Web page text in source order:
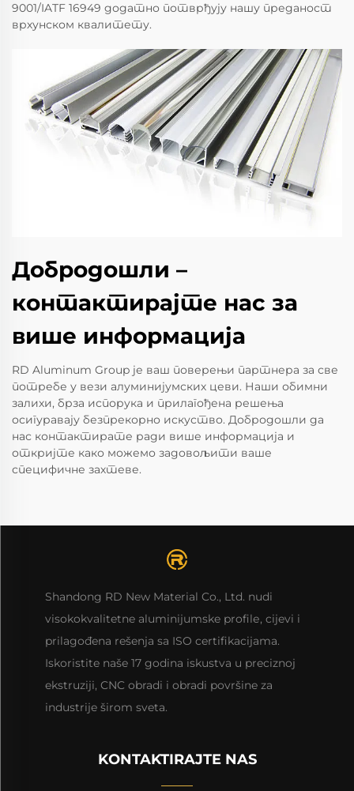
9001/IATF 16949 додатно потврђују нашу преданост
врхунском квалитету.
Добродошли –
контактирајте нас за
више информација
RD Aluminum Group је ваш поверењи партнера за све
потребе у вези алуминијумских цеви. Наши обимни
залихи, брза испорука и прилагођена решења
осигуравају безпрекорно искуство. Добродошли да
нас контактирате ради више информација и
откријте како можемо задовољити ваше
специфичне захтеве.
Shandong RD New Material Co., Ltd. nudi
visokokvalitetne aluminijumske profilе, cijevi i
prilagođena rešenja sa ISO certifikacijama.
Iskoristite naše 17 godina iskustva u preciznoj
ekstruziji, CNC obradi i obradi površine za
industrije širom sveta.
KONTAKTIRAJTE NAS